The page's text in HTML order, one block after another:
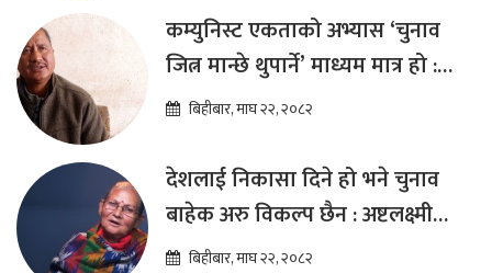
कम्युनिस्ट एकताको अभ्यास ‘चुनाव
जित्न मान्छे थुपार्ने’ माध्यम मात्र हो :
विप्लव
बिहीबार, माघ २२, २०८२
देशलाई निकासा दिने हो भने चुनाव
बाहेक अरु विकल्प छैन : अष्टलक्ष्मी
शाक्यबिहीबार, माघ २२, २०८२